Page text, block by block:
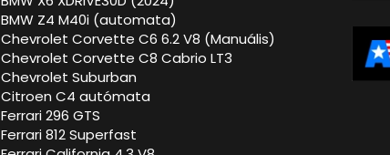
BMW Z4 M40i (automata)
Chevrolet Corvette C6 6.2 V8 (Manuális)
Chevrolet Corvette C8 Cabrio LT3
Chevrolet Suburban
Citroen C4 autómata
Ferrari 296 GTS
Ferrari 812 Superfast